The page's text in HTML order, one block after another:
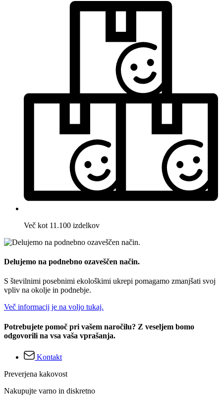
Več kot 11.100 izdelkov
Delujemo na podnebno ozaveščen način.
S številnimi posebnimi ekološkimi ukrepi pomagamo zmanjšati svoj
vpliv na okolje in podnebje.
Več informacij je na voljo tukaj.
Potrebujete pomoč pri vašem naročilu? Z veseljem bomo
odgovorili na vsa vaša vprašanja.
Kontakt
Preverjena kakovost
Nakupujte varno in diskretno